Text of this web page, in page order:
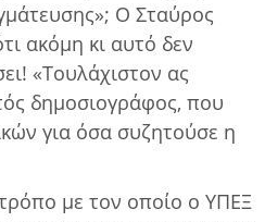
Ο Σταύρος
ακόμη κι αυτό δεν
«Τουλάχιστον ας
δημοσιογράφος, που
για όσα συζητούσε η
με τον οποίο ο ΥΠΕΞ